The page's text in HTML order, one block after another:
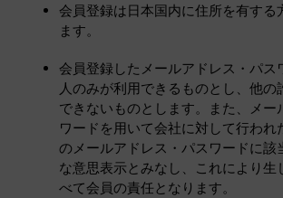
会員登録は日本国内に住所を有する
ます。
会員登録したメールアドレス・パス
人のみが利用できるものとし、他の
できないものとします。また、メー
ワードを用いて会社に対して行われ
のメールアドレス・パスワードに該
な意思表示とみなし、これにより生
べて会員の責任となります。